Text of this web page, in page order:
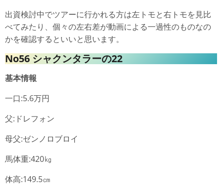
出資検討中でツアーに行かれる方は左トモと右トモを見比
べてみたり、個々の左右差が動画による一過性のものなの
かを確認するといいと思います。
No56 シャクンタラーの22
基本情報
一口:5.6万円
父:ドレフォン
母父:ゼンノロブロイ
馬体重:420㎏
体高:149.5㎝